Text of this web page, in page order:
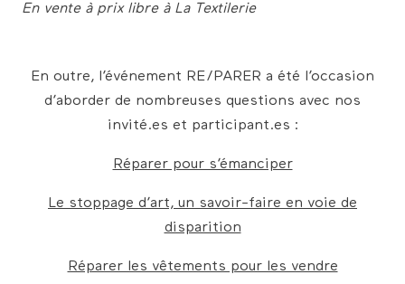
En vente à prix libre à La Textilerie
En outre, l’événement RE/PARER a été l’occasion
d’aborder de nombreuses questions avec nos
invité.es et participant.es :
Réparer pour s’émanciper
Le stoppage d’art, un savoir-faire en voie de
disparition
Réparer les vêtements pour les vendre